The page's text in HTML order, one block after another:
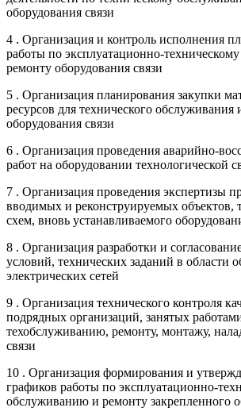
оборудования связи
4 . Организация и контроль исполнения
работы по эксплуатационно-
ремонту оборудования связи
5 . Организация планирования закупки
ресурсов для технического обслуживания
оборудования связи
6 . Организация проведения аварийно-
работ на оборудовании технологической
7 . Организация проведения экспертизы
вводимых и реконструируемых объектов,
схем, вновь устанавливаемого
8 . Организация разработки и
условий, технических заданий в области
электрических сетей
9 . Организация технического контроля
подрядных организаций, занятых
техобслуживанию, ремонту, монтажу,
связи
10 . Организация формирования и
графиков работы по эксплуатационно-
обслуживанию и ремонту закрепленного